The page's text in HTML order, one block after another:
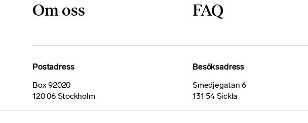
Om oss
FAQ
Postadress
Box 92020
120 06 Stockholm
Besöksadress
Smedjegatan 6
131 54 Sickla